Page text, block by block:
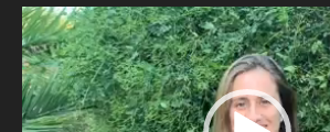
Reproductor
de
vídeo